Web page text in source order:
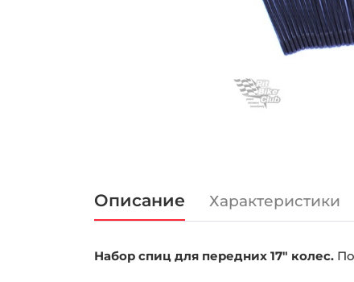
Описание Характеристики
Набор спиц для передних 17" колес.